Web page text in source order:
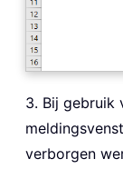
3. Bij gebruik
verborgen